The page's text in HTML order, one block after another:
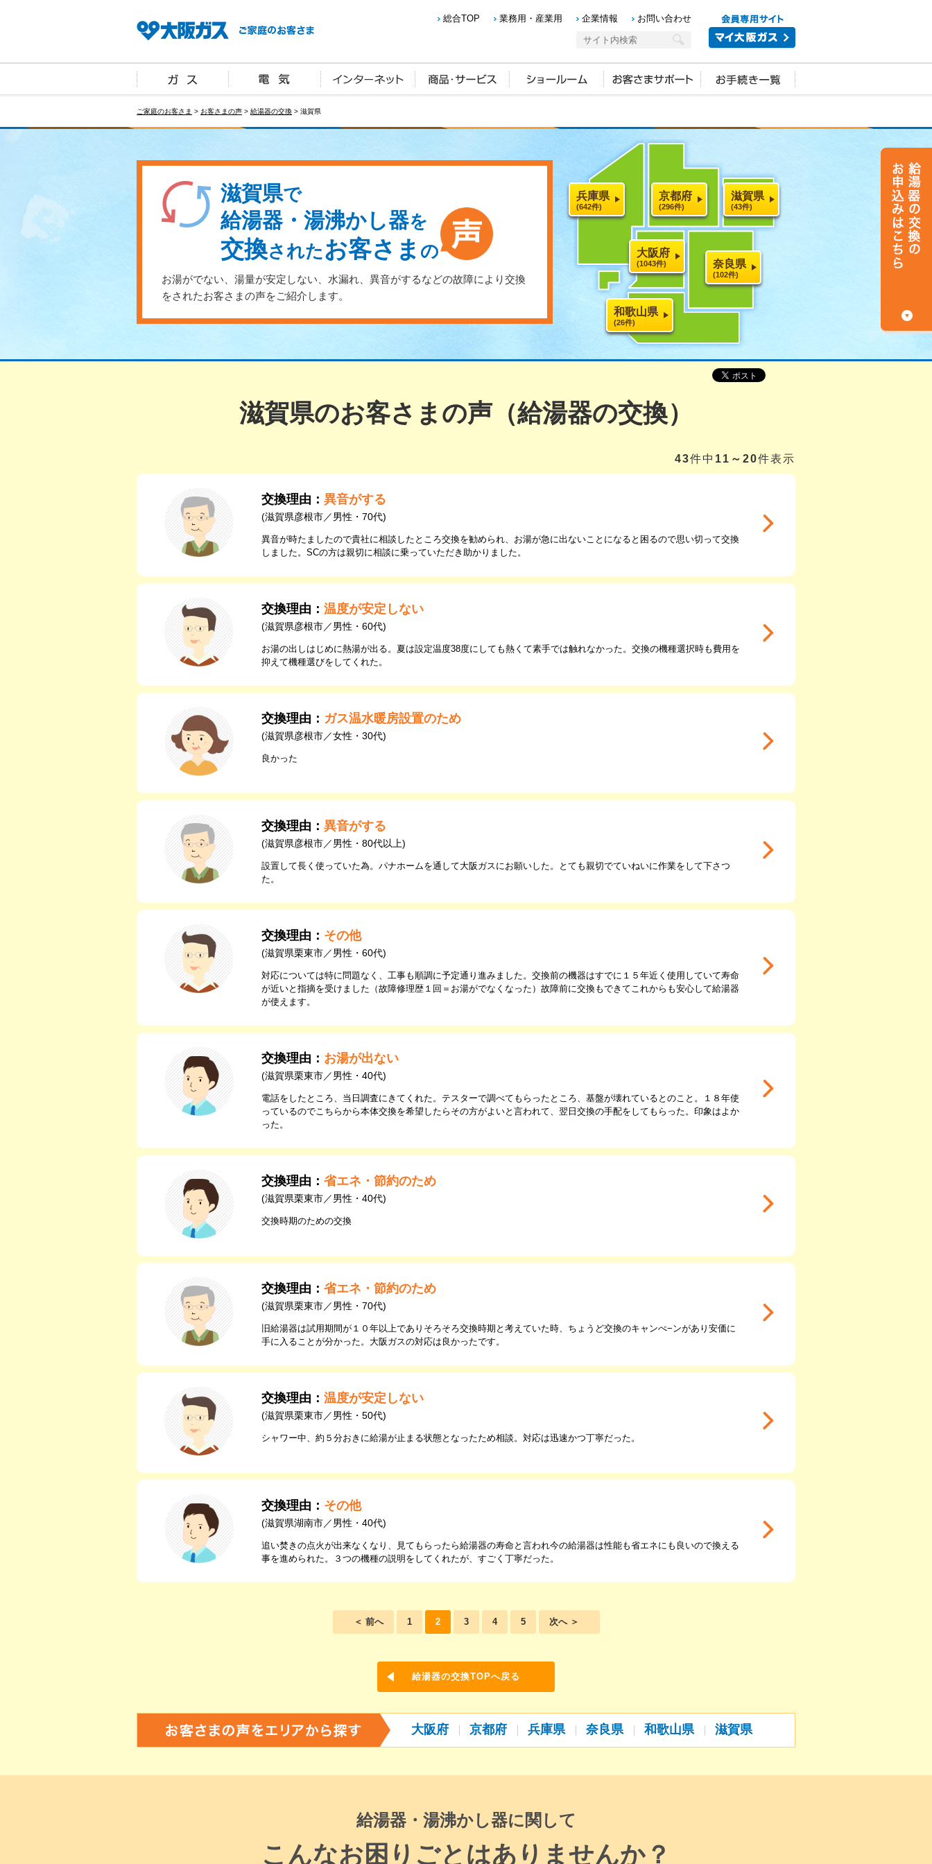
総合TOP 業務用・産業用 企業情報 お問い合わせ
ご家庭のお客さま > お客さまの声 > 給湯器の交換 > 滋賀県
滋賀県で
給湯器・湯沸かし器を
交換されたお客さま の
お湯がでない、湯量が安定しない、水漏れ、異音がするなどの故障により交換
をされたお客さまの声をご紹介します。
兵庫県
(642件)
京都府
(296件)
滋賀県
(43件)
大阪府
(1043件) 奈良県
(102件)
和歌山県
(26件)
滋賀県のお客さまの声（給湯器の交換）
43件中 11～20件表示
交換理由： 異音がする
(滋賀県彦根市／男性・70代)
異音が時たましたので貴社に相談したところ交換を勧められ、お湯が急に出ないことになると困るので思い切って交換
しました。SCの方は親切に相談に乗っていただき助かりました。
交換理由： 温度が安定しない
(滋賀県彦根市／男性・60代)
お湯の出しはじめに熱湯が出る。夏は設定温度38度にしても熱くて素手では触れなかった。交換の機種選択時も費用を
抑えて機種選びをしてくれた。
交換理由： ガス温水暖房設置のため
(滋賀県彦根市／女性・30代)
良かった
交換理由： 異音がする
(滋賀県彦根市／男性・80代以上)
設置して長く使っていた為。パナホームを通して大阪ガスにお願いした。とても親切でていねいに作業をして下さつ
た。
交換理由： その他
(滋賀県栗東市／男性・60代)
対応については特に問題なく、工事も順調に予定通り進みました。交換前の機器はすでに１５年近く使用していて寿命
が近いと指摘を受けました（故障修理歴１回＝お湯がでなくなった）故障前に交換もできてこれからも安心して給湯器
が使えます。
交換理由： お湯が出ない
(滋賀県栗東市／男性・40代)
電話をしたところ、当日調査にきてくれた。テスターで調べてもらったところ、基盤が壊れているとのこと。１８年使
っているのでこちらから本体交換を希望したらその方がよいと言われて、翌日交換の手配をしてもらった。印象はよか
った。
交換理由： 省エネ・節約のため
(滋賀県栗東市／男性・40代)
交換時期のための交換
交換理由： 省エネ・節約のため
(滋賀県栗東市／男性・70代)
旧給湯器は試用期間が１０年以上でありそろそろ交換時期と考えていた時、ちょうど交換のキャンぺ−ンがあり安価に
手に入ることが分かった。大阪ガスの対応は良かったです。
交換理由： 温度が安定しない
(滋賀県栗東市／男性・50代)
シャワー中、約５分おきに給湯が止まる状態となったため相談。対応は迅速かつ丁寧だった。
交換理由： その他
(滋賀県湖南市／男性・40代)
追い焚きの点火が出来なくなり、見てもらったら給湯器の寿命と言われ今の給湯器は性能も省エネにも良いので換える
事を進められた。３つの機種の説明をしてくれたが、すごく丁寧だった。
＜ 前へ 1 2 3 4 5 次へ ＞
給湯器の交換TOPへ戻る
大阪府 京都府 兵庫県 奈良県 和歌山県 滋賀県
給湯器・湯沸かし器に関して
こんなお困りごとはありませんか？